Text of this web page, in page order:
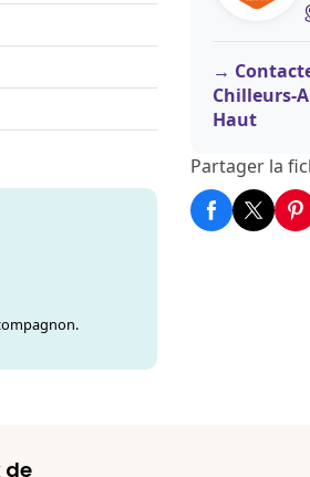
Chilleurs-
Haut
Partager la
de